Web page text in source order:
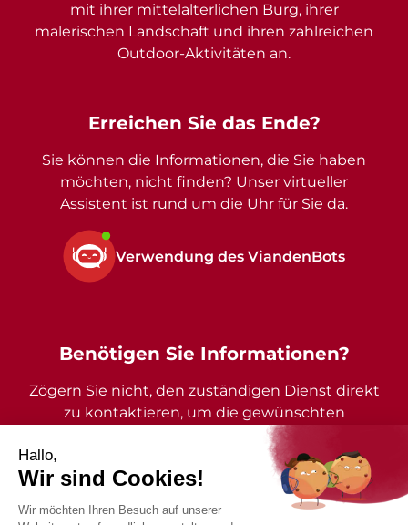
Erreichen Sie das Ende?
Sie können die Informationen, die Sie haben
möchten, nicht finden? Unser virtueller
Assistent ist rund um die Uhr für Sie da.
Verwendung des ViandenBots
mit ihrer mittelalterlichen Burg, ihrer
malerischen Landschaft und ihren zahlreichen
Outdoor-Aktivitäten an.
Benötigen Sie Informationen?
Zögern Sie nicht, den zuständigen Dienst direkt
zu kontaktieren, um die gewünschten
Auskünfte zu erhalten.
2026 - Gemeinde Vianden - Alle Rechte vorbehalten
Impressum